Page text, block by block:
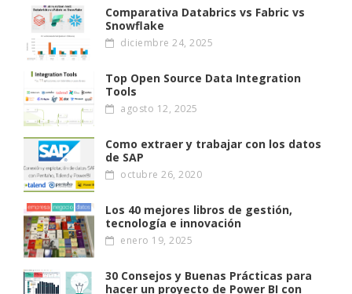
Comparativa Databrics vs Fabric vs
Snowflake
diciembre 24, 2025
Top Open Source Data Integration
Tools
agosto 12, 2025
Como extraer y trabajar con los datos
de SAP
octubre 26, 2020
Los 40 mejores libros de gestión,
tecnología e innovación
enero 19, 2025
30 Consejos y Buenas Prácticas para
hacer un proyecto de Power BI con